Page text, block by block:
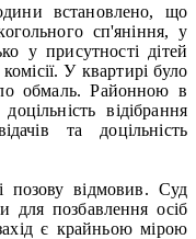
встановлено, що
сп'яніння, у
у присутності дітей
У квартирі було
обмаль. Районною в
відібрання
та доцільність
позову відмовив. Суд
для позбавлення осіб
є крайньою мірою